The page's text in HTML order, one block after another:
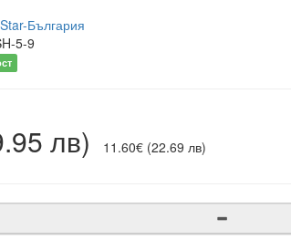
България
5-9
лв) 11.60€ (22.69 лв)